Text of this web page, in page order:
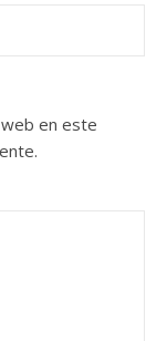
en este